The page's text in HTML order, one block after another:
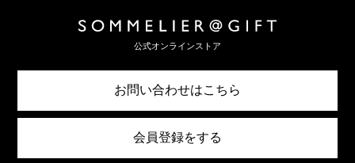
公式オンラインストア
お問い合わせはこちら
会員登録をする